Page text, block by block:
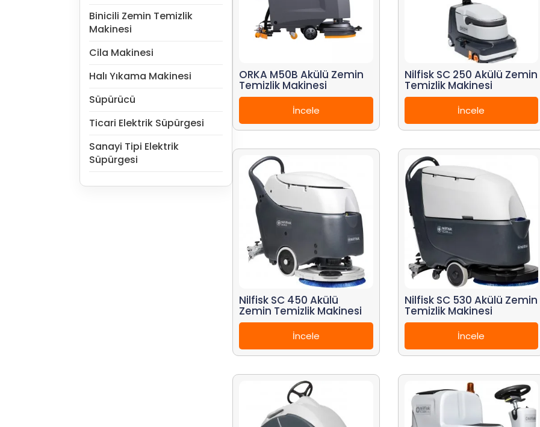
Binicili Zemin Temizlik
Makinesi
Cila Makinesi
Halı Yıkama Makinesi
Süpürücü
Ticari Elektrik Süpürgesi
Sanayi Tipi Elektrik
Süpürgesi
ORKA M50B Akülü Zemin
Temizlik Makinesi
İncele
Nilfisk SC 250 Akülü Zemin
Temizlik Makinesi
İncele
Nilfisk SC 450 Akülü
Zemin Temizlik Makinesi
İncele
Nilfisk SC 530 Akülü Zemin
Temizlik Makinesi
İncele